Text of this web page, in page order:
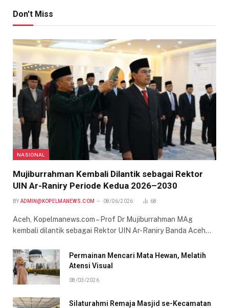
Don't Miss
NASIONAL
Mujiburrahman Kembali Dilantik sebagai Rektor
UIN Ar-Raniry Periode Kedua 2026–2030
BY ADMIN@KOPELMANEWS.COM 08/06/2026 68
Aceh, Kopelmanews.com – Prof Dr Mujiburrahman MAg
kembali dilantik sebagai Rektor UIN Ar-Raniry Banda Aceh…
Permainan Mencari Mata Hewan, Melatih
Atensi Visual
08/03/2026
Silaturahmi Remaja Masjid se-Kecamatan